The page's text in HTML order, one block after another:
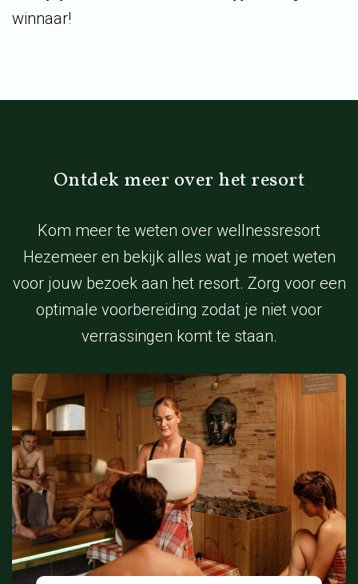
winnaar!
Ontdek meer over het resort
Kom meer te weten over wellnessresort
Hezemeer en bekijk alles wat je moet weten
voor jouw bezoek aan het resort. Zorg voor een
optimale voorbereiding zodat je niet voor
verrassingen komt te staan.